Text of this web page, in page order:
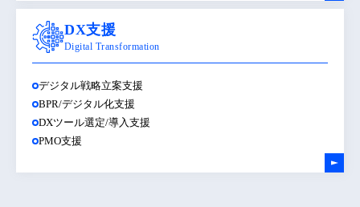
DX支援
Digital Transformation
デジタル戦略立案支援
BPR/デジタル化支援
DXツール選定/導入支援
PMO支援